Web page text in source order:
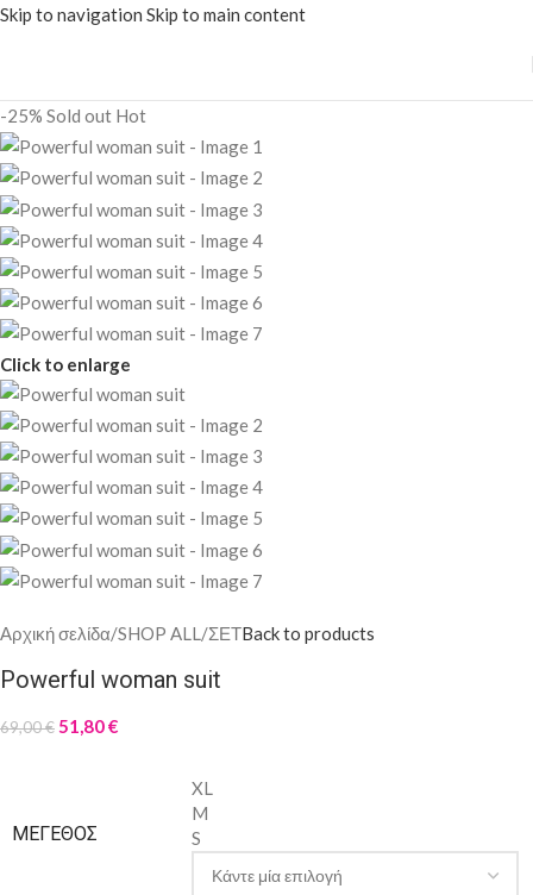
Skip to navigation Skip to main content
-25% Sold out Hot
Click to enlarge
Αρχική σελίδα/SHOP ALL/ΣΕΤBack to products
Powerful woman suit
69,00€51,80€
ΜΈΓΕΘΟΣ
XL
M
S